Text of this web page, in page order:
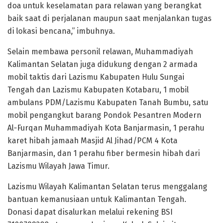
doa untuk keselamatan para relawan yang berangkat
baik saat di perjalanan maupun saat menjalankan tugas
di lokasi bencana,” imbuhnya.
Selain membawa personil relawan, Muhammadiyah
Kalimantan Selatan juga didukung dengan 2 armada
mobil taktis dari Lazismu Kabupaten Hulu Sungai
Tengah dan Lazismu Kabupaten Kotabaru, 1 mobil
ambulans PDM/Lazismu Kabupaten Tanah Bumbu, satu
mobil pengangkut barang Pondok Pesantren Modern
Al-Furqan Muhammadiyah Kota Banjarmasin, 1 perahu
karet hibah jamaah Masjid Al Jihad/PCM 4 Kota
Banjarmasin, dan 1 perahu fiber bermesin hibah dari
Lazismu Wilayah Jawa Timur.
Lazismu Wilayah Kalimantan Selatan terus menggalang
bantuan kemanusiaan untuk Kalimantan Tengah.
Donasi dapat disalurkan melalui rekening BSI